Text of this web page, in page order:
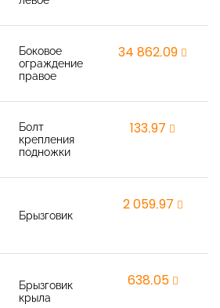
Боковое
ограждение
правое
34 862,09
Болт
крепления
подножки
133,97
Брызговик
2 059,97
Брызговик
крыла
638,05